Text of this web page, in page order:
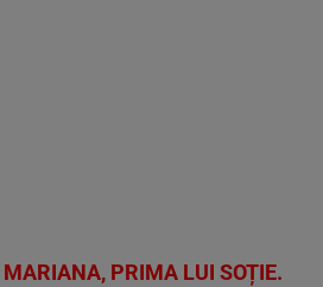
MARIANA, PRIMA LUI SOȚIE.